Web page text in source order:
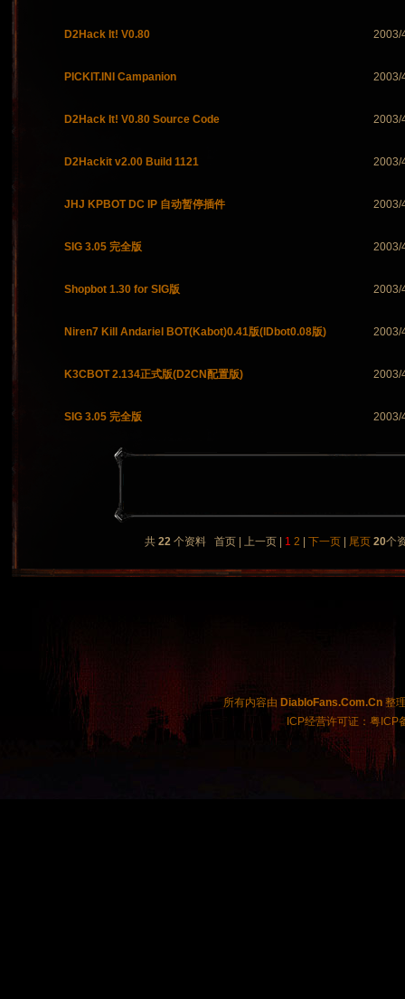
D2Hack It! V0.80 2003/
PICKIT.INI Campanion 2003/
D2Hack It! V0.80 Source Code 2003/
D2Hackit v2.00 Build 1121 2003/
JHJ KPBOT DC IP 自动暂停插件 2003/
SIG 3.05 完全版 2003/
Shopbot 1.30 for SIG版 2003/
Niren7 Kill Andariel BOT(Kabot)0.41版(IDbot0.08版) 2003/
K3CBOT 2.134正式版(D2CN配置版) 2003/
SIG 3.05 完全版 2003/
共22 个资料 首页 | 上一页 | 1 2 |下一页 尾页 20个
所有内容由 DiabloFans.Com.Cn 整
ICP经营许可证：粤